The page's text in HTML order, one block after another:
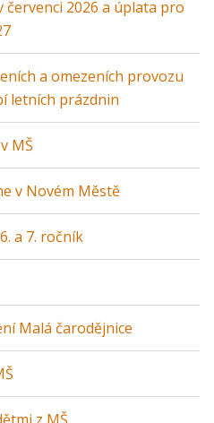
červenci 2026 a úplata pro
a omezeních provozu
letních prázdnin
MŠ
v Novém Městě
a 7. ročník
Malá čarodějnice